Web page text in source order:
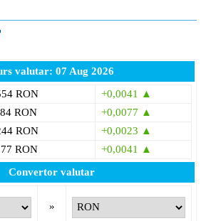
valutar: 07 Aug 2026
RON
+0,0041 ▲
RON
+0,0077 ▲
RON
+0,0023 ▲
RON
+0,0041 ▲
Convertor valutar
»